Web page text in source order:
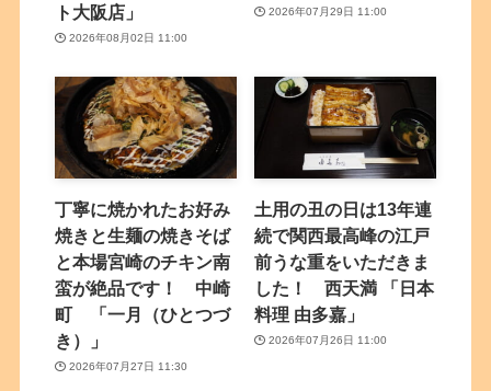
ト大阪店」
2026年08月02日 11:00
2026年07月29日 11:00
丁寧に焼かれたお好み
焼きと生麺の焼きそば
と本場宮崎のチキン南
蛮が絶品です！ 中崎
町 「一月（ひとつづ
き）」
2026年07月27日 11:30
土用の丑の日は13年連
続で関西最高峰の江戸
前うな重をいただきま
した！ 西天満 「日本
料理 由多嘉」
2026年07月26日 11:00